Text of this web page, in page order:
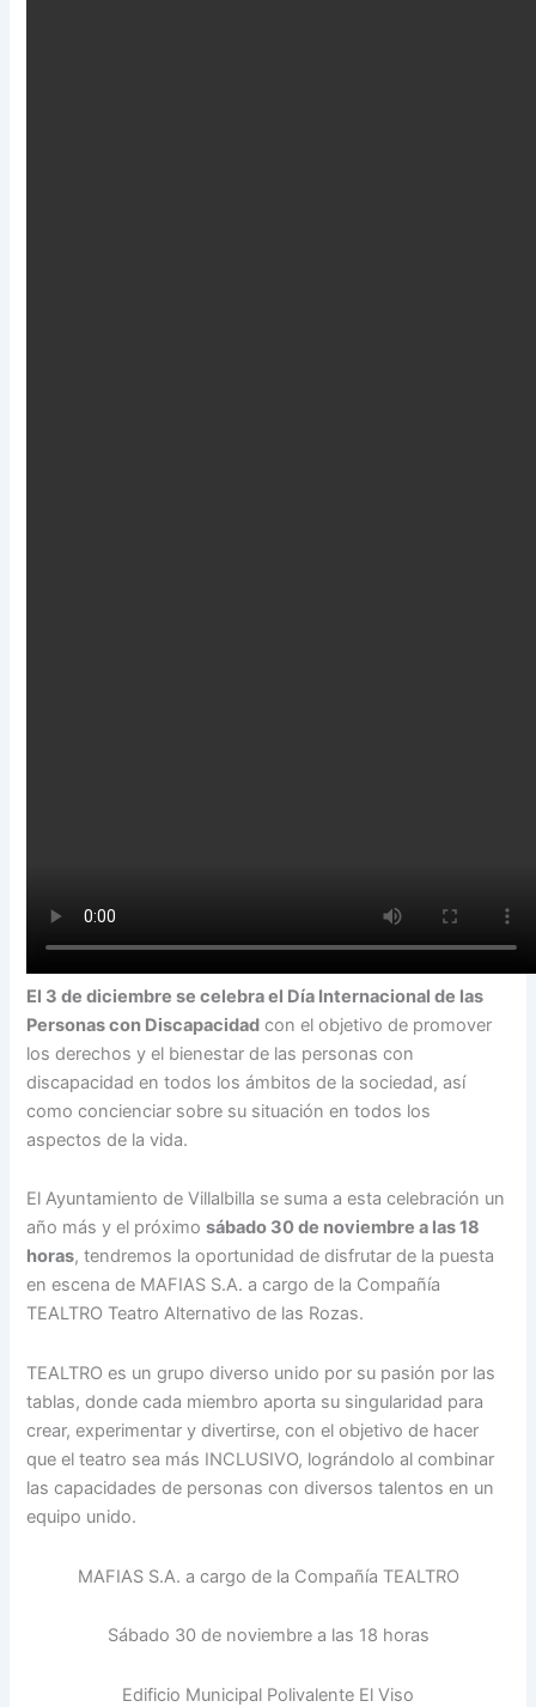
El 3 de diciembre se celebra el Día Internacional de las
Personas con Discapacidad con el objetivo de promover
los derechos y el bienestar de las personas con
discapacidad en todos los ámbitos de la sociedad, así
como concienciar sobre su situación en todos los
aspectos de la vida.
El Ayuntamiento de Villalbilla se suma a esta celebración un
año más y el próximosábado 30 de noviembre a las 18
horas, tendremos la oportunidad de disfrutar de la puesta
en escena de MAFIAS S.A. a cargo de la Compañía
TEALTRO Teatro Alternativo de las Rozas.
TEALTRO es un grupo diverso unido por su pasión por las
tablas, donde cada miembro aporta su singularidad para
crear, experimentar y divertirse, con el objetivo de hacer
que el teatro sea más INCLUSIVO, lográndolo al combinar
las capacidades de personas con diversos talentos en un
equipo unido.
MAFIAS S.A. a cargo de la Compañía TEALTRO
Sábado 30 de noviembre a las 18 horas
Edificio Municipal Polivalente El Viso